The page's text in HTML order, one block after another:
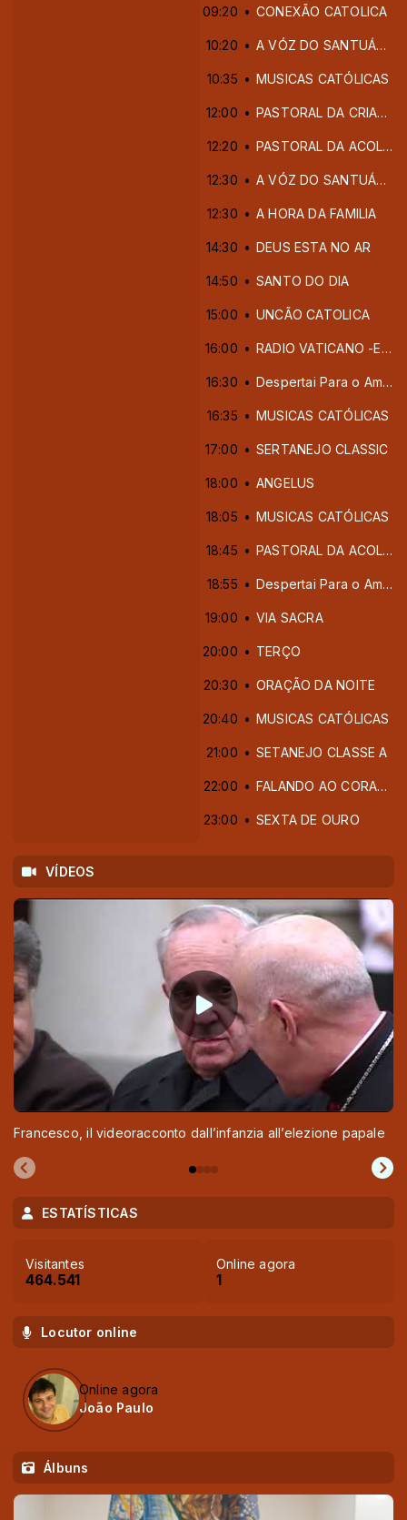
09:20 CONEXÃO CATOLICA
10:20 A VÓZ DO SANTUÁRIO DE LIMA -PERU
10:35 MUSICAS CATÓLICAS
12:00 PASTORAL DA CRIANÇA
12:20 PASTORAL DA ACOLHIDA
12:30 A VÓZ DO SANTUÁRIO DE LIMA -PERU
12:30 A HORA DA FAMILIA
14:30 DEUS ESTA NO AR
14:50 SANTO DO DIA
15:00 UNCÃO CATOLICA
16:00 RADIO VATICANO -EDIÇÃO TARDE
16:30 Despertai Para o Amor
16:35 MUSICAS CATÓLICAS
17:00 SERTANEJO CLASSIC
18:00 ANGELUS
18:05 MUSICAS CATÓLICAS
18:45 PASTORAL DA ACOLHIDA
18:55 Despertai Para o Amor
19:00 VIA SACRA
20:00 TERÇO
20:30 ORAÇÃO DA NOITE
20:40 MUSICAS CATÓLICAS
21:00 SETANEJO CLASSE A
22:00 FALANDO AO CORAÇÃO
23:00 SEXTA DE OURO
VÍDEOS
Francesco, il videoracconto dall’infanzia all’elezione papale
ESTATÍSTICAS
Visitantes
464.541
Online agora
1
Locutor online
Online agora
João Paulo
Álbuns